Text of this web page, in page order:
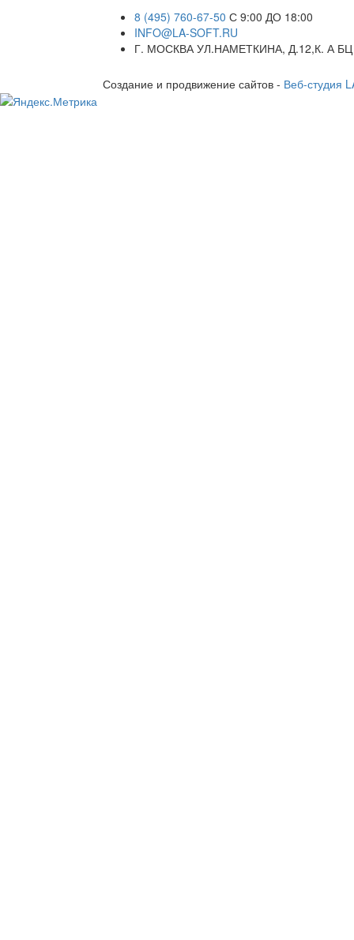
8 (495) 760-67-50 С 9:00 ДО 18:00
INFO@LA-SOFT.RU
Г. МОСКВА УЛ.НАМЕТКИНА, Д.12,К. А
Создание и продвижение сайтов - Веб-студия